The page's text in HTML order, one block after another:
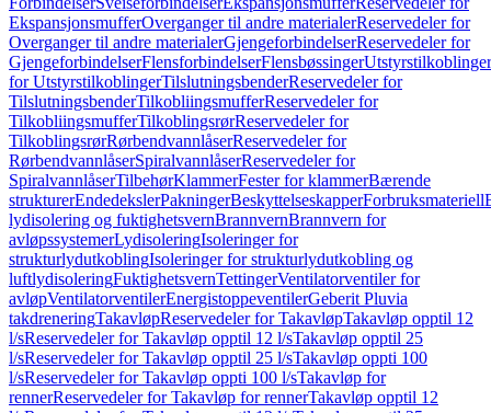
EkspansjonsmufferOverganger til andre materialerReservedeler for
Overganger til andre materialerGjengeforbindelserReservedeler for
GjengeforbindelserFlensforbindelserFlensbøssingerUtstyrstilkoblinger
for UtstyrstilkoblingerTilslutningsbenderReservedeler for
TilslutningsbenderTilkobliingsmufferReservedeler for
TilkobliingsmufferTilkoblingsrørReservedeler for
TilkoblingsrørRørbendvannlåserReservedeler for
RørbendvannlåserSpiralvannlåserReservedeler for
SpiralvannlåserTilbehørKlammerFester for klammerBærende
strukturerEndedekslerPakningerBeskyttelseskapperForbruksmateriell
lydisolering og fuktighetsvernBrannvernBrannvern for
avløpssystemerLydisoleringIsoleringer for
strukturlydutkoblingIsoleringer for strukturlydutkobling og
luftlydisoleringFuktighetsvernTettingerVentilatorventiler for
avløpVentilatorventilerEnergistoppeventilerGeberit Pluvia
takdreneringTakavløpReservedeler for TakavløpTakavløp opptil 12
l/sReservedeler for Takavløp opptil 12 l/sTakavløp opptil 25
l/sReservedeler for Takavløp opptil 25 l/sTakavløp oppti 100
l/sReservedeler for Takavløp oppti 100 l/sTakavløp for
rennerReservedeler for Takavløp for rennerTakavløp opptil 12